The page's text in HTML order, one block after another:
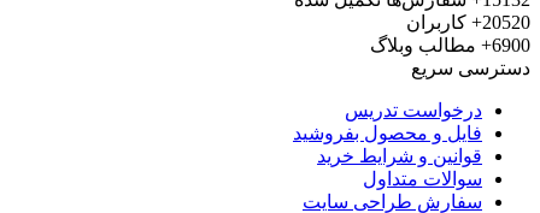
کاربران
مطالب وبلاگ
سریع
درخواست تدریس
فایل و محصول بفروشید
قوانین و شرایط خرید
سوالات متداول
سفارش طراحی سایت